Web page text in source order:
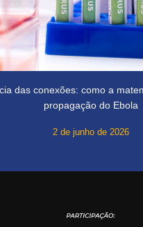
das conexões: como a
propagação do Ebola
2 de junho de 2026